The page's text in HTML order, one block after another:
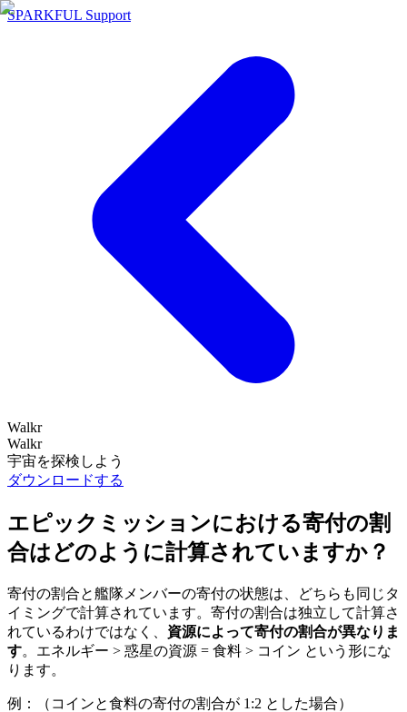
SPARKFUL Support
Walkr
Walkr
宇宙を探検しよう
ダウンロードする
エピックミッションにおける寄付の割
合はどのように計算されていますか？
寄付の割合と艦隊メンバーの寄付の状態は、どちらも同じタ
イミングで計算されています。寄付の割合は独立して計算さ
れているわけではなく、 資源によって寄付の割合が異なりま
す。エネルギー > 惑星の資源 = 食料 > コイン という形にな
ります。
例：（コインと食料の寄付の割合が 1:2 とした場合）